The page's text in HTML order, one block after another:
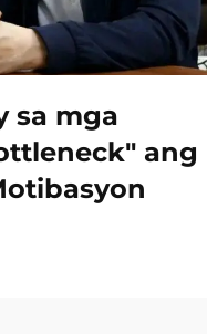
sa mga
ang